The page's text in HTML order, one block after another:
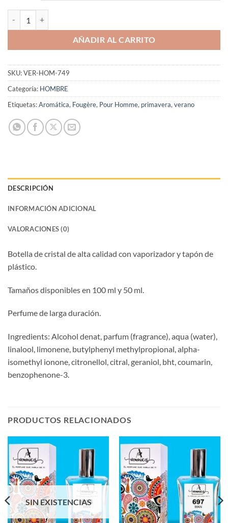
AÑADIR AL CARRITO
SKU:VER-HOM-749
Categoría: HOMBRE
Etiquetas:Aromática, Fougère, Pour Homme, primavera, verano
DESCRIPCIÓN
INFORMACIÓN ADICIONAL
VALORACIONES (0)
Botella de cristal de alta calidad con vaporizador y tapón de
plástico.
Tamaños disponibles en 100 ml y 50 ml.
Perfume de larga duración.
Ingredients: Alcohol denat, parfum (fragrance), aqua (water),
linalool, limonene, butylphenyl methylpropional, alpha-
isomethyl ionone, citronellol, citral, geraniol, bht, coumarin,
benzophenone-3.
PRODUCTOS RELACIONADOS
SIN EXISTENCIAS